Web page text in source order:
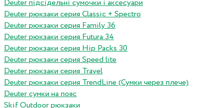
Deuter підсідельні сумочки і аксесуари
Deuter рюкзаки серия Classic + Spectro
Deuter рюкзаки серия Family 36
Deuter рюкзаки серия Futura 34
Deuter рюкзаки серия Hip Packs 30
Deuter рюкзаки серия Speed lite
Deuter рюкзаки серия Travel
Deuter рюкзаки серия TrendLine (Сумки через плече)
Deuter сумки на пояс
Skif Outdoor рюкзаки